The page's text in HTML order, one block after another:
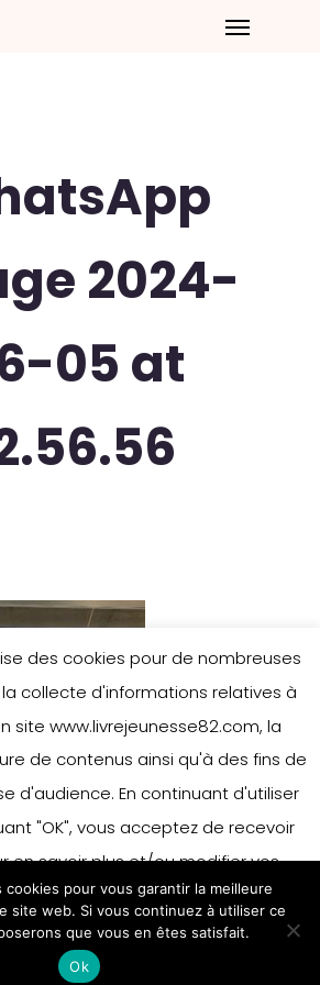
2024-
05 at
des cookies pour de nombreuses
collecte d'informations relatives à
site www.livrejeunesse82.com, la
de contenus ainsi qu'à des fins de
d'audience. En continuant d'utiliser
"OK", vous acceptez de recevoir
en savoir plus et/ou modifier vos
de cookies, merci de vous référer
sur les cookies.
Accepter
En savoir plus
cookies pour vous garantir la meilleure
site web. Si vous continuez à utiliser ce
que vous en êtes satisfait.
Ok